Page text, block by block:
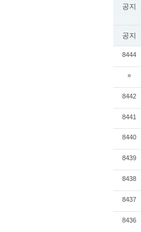
공지
공지
8444
»
8442
8441
8440
8439
8438
8437
8436